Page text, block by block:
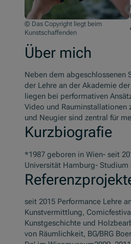
© Das Copyright liegt beim
Kunstschaffenden
Über mich
Neben dem abgeschlossenen
der Lehre an der Akademie
liegen bei performativen
Video und Rauminstallationen
und Neugier sind zentral für
Kurzbiografie
*1987 geboren in Wien- seit
Universität Hamburg-
seit 2015 Performance Lehre
Kunstvermittlung,
Kunstgeschichte und
von Räumlichkeit, BG/BRG